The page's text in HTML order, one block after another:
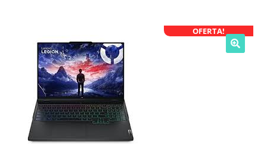
MI CUENTA
NOSOTROS
SERVICIOS
CONTACTO
OFERTA!